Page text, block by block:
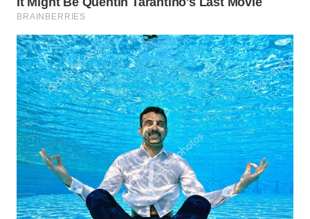
WN
PADANG
LAWAS
WN
SUMEDANG
WN
CIANJUR
WN
KEPULAUAN